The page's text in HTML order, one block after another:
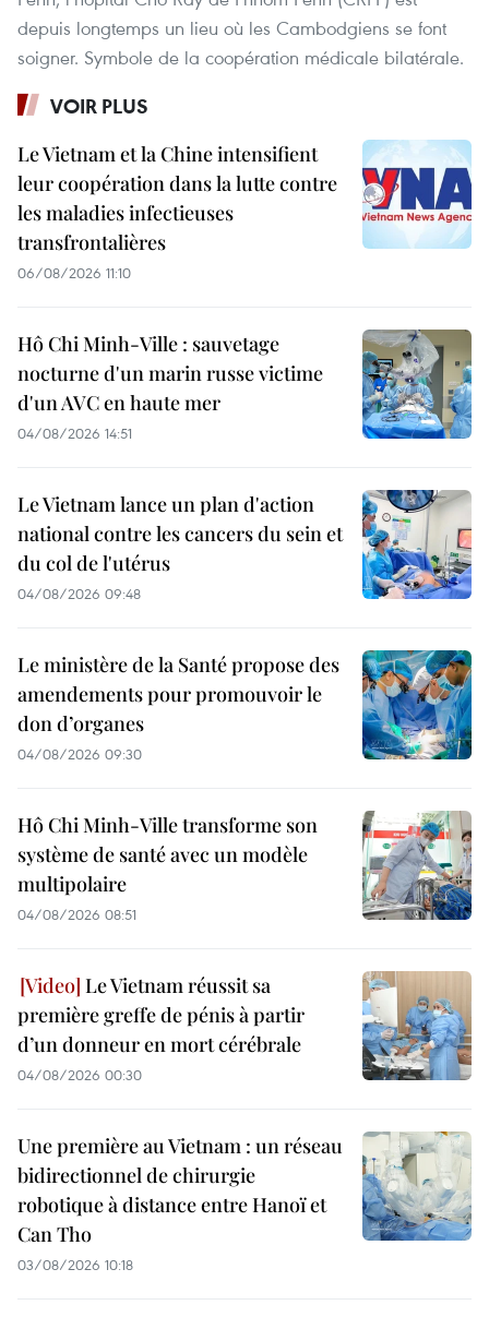
depuis longtemps un lieu où les Cambodgiens se font
soigner. Symbole de la coopération médicale bilatérale.
VOIR PLUS
Le Vietnam et la Chine intensifient
leur coopération dans la lutte contre
les maladies infectieuses
transfrontalières
06/08/2026 11:10
Hô Chi Minh-Ville : sauvetage
nocturne d'un marin russe victime
d'un AVC en haute mer
04/08/2026 14:51
Le Vietnam lance un plan d'action
national contre les cancers du sein et
du col de l'utérus
04/08/2026 09:48
Le ministère de la Santé propose des
amendements pour promouvoir le
don d’organes
04/08/2026 09:30
Hô Chi Minh-Ville transforme son
système de santé avec un modèle
multipolaire
04/08/2026 08:51
Le Vietnam réussit sa
première greffe de pénis à partir
d’un donneur en mort cérébrale
04/08/2026 00:30
Une première au Vietnam : un réseau
bidirectionnel de chirurgie
robotique à distance entre Hanoï et
Can Tho
03/08/2026 10:18